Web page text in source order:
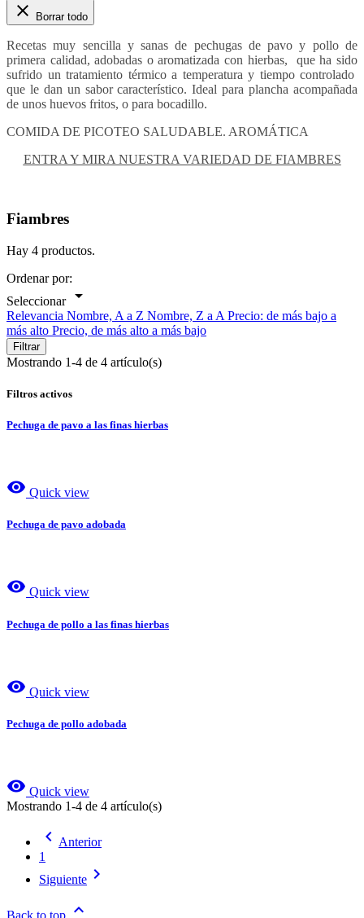
 Borrar todo
Recetas muy sencilla y sanas de pechugas de pavo y pollo de
primera calidad, adobadas o aromatizada con hierbas, que ha sido
sufrido un tratamiento térmico a temperatura y tiempo controlado
que le dan un sabor característico. Ideal para plancha acompañada
de unos huevos fritos, o para bocadillo.
COMIDA DE PICOTEO SALUDABLE. AROMÁTICA
ENTRA Y MIRA NUESTRA VARIEDAD DE FIAMBRES
Fiambres
Hay 4 productos.
Ordenar por:
Seleccionar 
Relevancia Nombre, A a Z Nombre, Z a A Precio: de más bajo a
más alto Precio, de más alto a más bajo
Filtrar
Mostrando 1-4 de 4 artículo(s)
Filtros activos
Pechuga de pavo a las finas hierbas
visibility Quick view
Pechuga de pavo adobada
visibility Quick view
Pechuga de pollo a las finas hierbas
visibility Quick view
Pechuga de pollo adobada
visibility Quick view
Mostrando 1-4 de 4 artículo(s)
 Anterior
1
Siguiente 
Back to top 